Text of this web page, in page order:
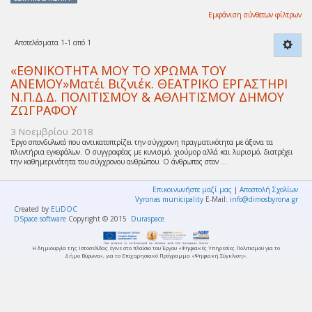
Εμφάνιση σύνθετων φίλτρων
Αποτελέσματα 1-1 από 1
«ΕΘΝΙΚΟΤΗΤΑ ΜΟΥ ΤΟ ΧΡΩΜΑ ΤΟΥ
ΑΝΕΜΟΥ»Ματέι Βιζνιέκ. ΘΕΑΤΡΙΚΟ ΕΡΓΑΣΤΗΡΙ
Ν.Π.Δ.Δ. ΠΟΛΙΤΙΣΜΟΥ & ΑΘΛΗΤΙΣΜΟΥ ΔΗΜΟΥ
ΖΩΓΡΑΦΟΥ
3 Νοεμβρίου 2018
Έργο σπονδυλωτό που αντικατοπτρίζει την σύγχρονη πραγματικότητα με άξονα τα
πλυντήρια εγκεφάλων. Ο συγγραφέας με κυνισμό, χιούμορ αλλά και λυρισμό, διατρέχει
την καθημερινότητα του σύγχρονου ανθρώπου. Ο άνθρωπος στον ...
Επικοινωνήστε μαζί μας | Αποστολή Σχολίων
Vyronas municipality E-Mail: info@dimosbyrona.gr
Created by ELiDOC
DSpace software Copyright © 2015 Duraspace
Η δημιουργία της Ιστοσελίδας έγινε στο πλαίσιο του Έργου «Ψηφιακές Υπηρεσίες Πολιτισμού για το
Δήμο Βύρωνα», για το Επιχειρησιακό Πρόγραμμα «Ψηφιακή Σύγκλιση».